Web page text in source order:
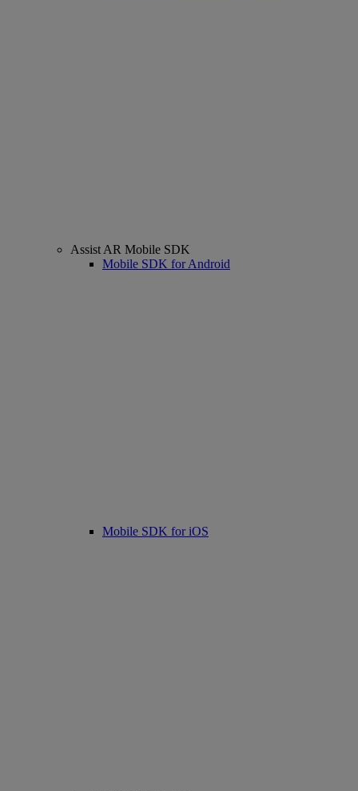
Assist AR Mobile SDK
Mobile SDK for Android
Mobile SDK for iOS